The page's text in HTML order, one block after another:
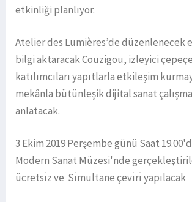
etkinliği planlıyor.
Atelier des Lumières’de
bilgi aktaracak Couzigou, izleyici
katılımcıları yapıtlarla etkileşim
mekânla bütünleşik dijital sanat
anlatacak.
3 Ekim 2019 Perşembe günü Saat
Modern Sanat Müzesi'nde
ücretsı̇z ve Sı̇multane çevı̇rı̇ yapılacak